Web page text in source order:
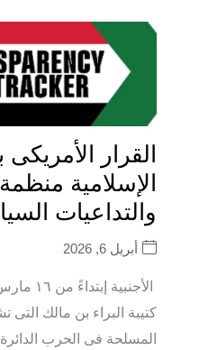
القرار
الإسلامية
والتداعيات
أبريل 6, 2026
كتيبة البراء بن مالك التى